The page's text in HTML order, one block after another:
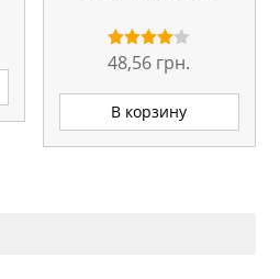
Оценка
4.00
из 5
48,56 грн.
В корзину